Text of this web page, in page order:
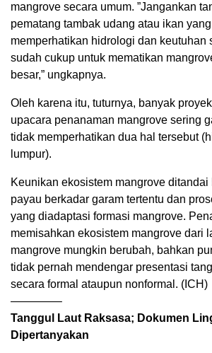
mangrove secara umum. ”Jangankan
pematang tambak udang atau ikan
memperhatikan hidrologi dan keutuhan
sudah cukup untuk mematikan
besar,” ungkapnya.
Oleh karena itu, tuturnya, banyak
upacara penanaman mangrove sering
tidak memperhatikan dua hal tersebut
lumpur).
Keunikan ekosistem mangrove
payau berkadar garam tertentu dan
yang diadaptasi formasi mangrove.
memisahkan ekosistem mangrove dari
mangrove mungkin berubah, bahkan
tidak pernah mendengar presentasi
secara formal ataupun nonformal. (ICH)
————–
Tanggul Laut Raksasa; Dokumen
Dipertanyakan